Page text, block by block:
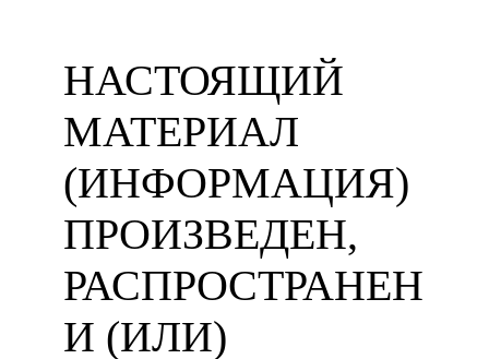
НАСТОЯЩИЙ
МАТЕРИАЛ
(ИНФОРМАЦИЯ)
ПРОИЗВЕДЕН,
РАСПРОСТРАНЕН
И (ИЛИ)